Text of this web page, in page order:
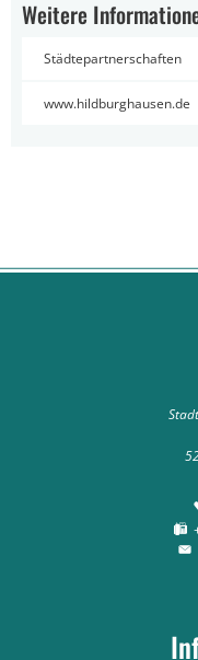
Weitere
Städtepartnerschaften
www.hildburghausen.de